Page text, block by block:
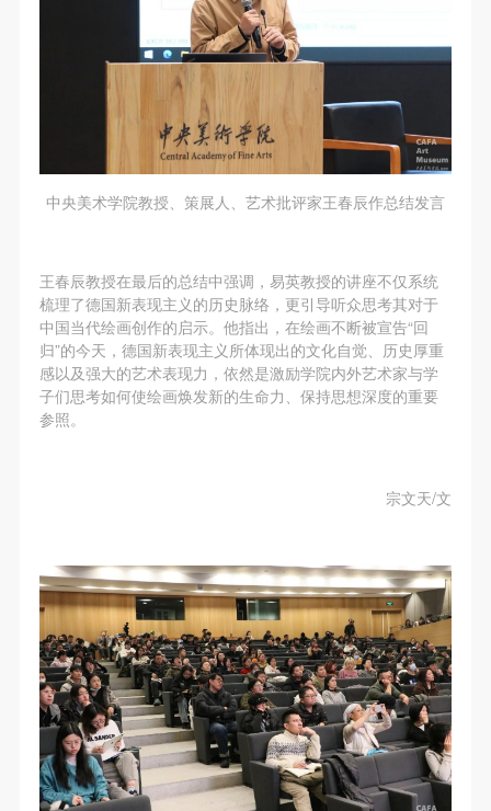
中央美术学院教授、策展人、艺术批评家王春辰作总结发言
王春辰教授在最后的总结中强调，易英教授的讲座不仅系统
梳理了德国新表现主义的历史脉络，更引导听众思考其对于
中国当代绘画创作的启示。他指出，在绘画不断被宣告“回
归”的今天，德国新表现主义所体现出的文化自觉、历史厚重
感以及强大的艺术表现力，依然是激励学院内外艺术家与学
子们思考如何使绘画焕发新的生命力、保持思想深度的重要
参照。
宗文天/文